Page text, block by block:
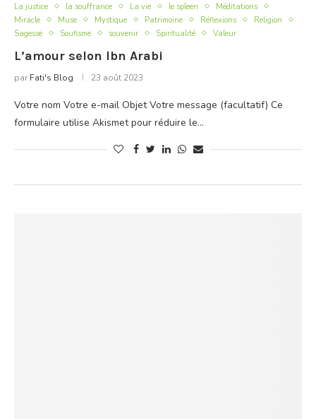
La justice la souffrance La vie le spleen
Méditations
Miracle
Muse Mystique Patrimoine Réflexions
Religion
Sagesse
Soufisme souvenir Spiritualité Valeur
L’amour selon Ibn Arabi
par Fati's Blog 23 août 2023
Votre nom Votre e-mail Objet Votre message (facultatif) Ce
formulaire utilise Akismet pour réduire le…